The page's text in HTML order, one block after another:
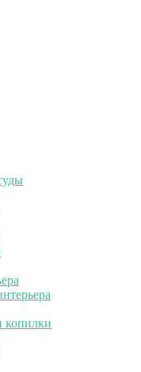
копилки